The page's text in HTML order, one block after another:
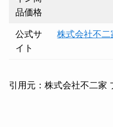
品価格
公式サ
イト
株式会社不二
引用元：株式会社不二家